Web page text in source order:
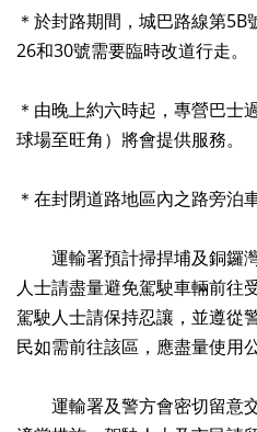
＊於封路期間，城巴路線第5B
26和30號需要臨時改道行走。
＊由晚上約六時起，專營巴士
球場至旺角）將會提供服務。
＊在封閉道路地區內之路旁泊
運輸署預計掃捍埔及銅鑼
人士請盡量避免駕駛車輛前往
駕駛人士請保持忍讓，並遵從
民如需前往該區，應盡量使用
運輸署及警方會密切留意